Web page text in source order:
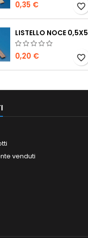
0,35 € favorite_border
LISTELLO NOCE 0,5X5
0,20 € favorite_border
venduti